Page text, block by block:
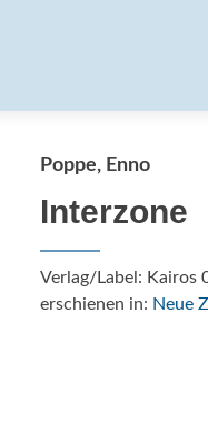
Poppe, Enno
Interzone
Verlag/Label: Kairos
erschienen in: Neue